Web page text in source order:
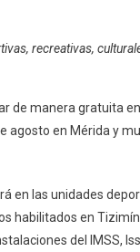
recreativas,
de manera gratuita
agosto en Mérida y
en las unidades
habilitados en
del IMSS,